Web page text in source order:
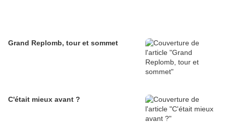
Grand Replomb, tour et sommet
C'était mieux avant ?